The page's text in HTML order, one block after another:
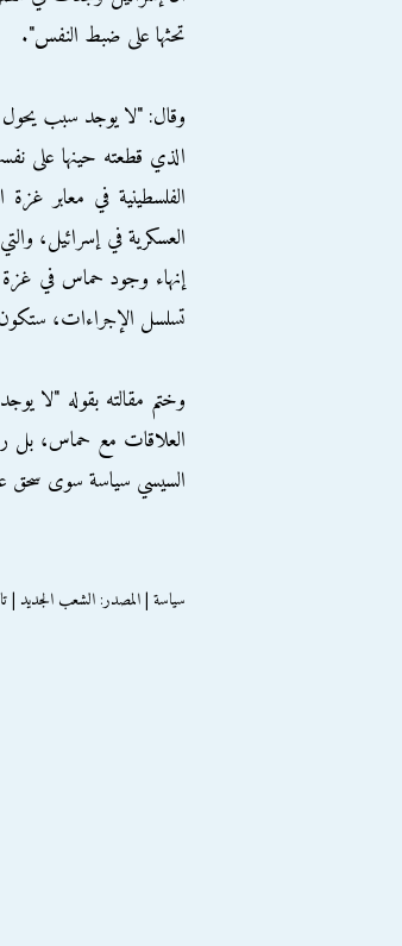
تحثها على ضبط النفس".
وقال: "لا يوجد سبب يحول
الذي قطعته حينها على
الفلسطينية في معابر
العسكرية في إسرائيل،
إنهاء وجود حماس في غزة
تسلسل الإجراءات،
وختم مقالته بقوله "لا
العلاقات مع حماس، بل
السيسي سياسة سوى سحق
سياسة | المصدر: الشعب الجديد | تاريخ